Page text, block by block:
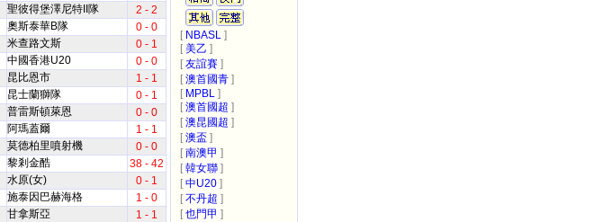
聖彼得堡澤尼特II隊
2 - 2
奧斯泰華B隊
0 - 0
米查路文斯
0 - 1
中國香港U20
0 - 0
昆比恩市
1 - 1
昆士蘭獅隊
0 - 1
普雷斯頓萊恩
0 - 0
阿瑪蓋爾
1 - 1
莫德柏里噴射機
0 - 0
黎剎金酷
38 - 42
水原(女)
0 - 1
施泰因巴赫海格
1 - 0
甘拿斯亞
1 - 1
[NBASL ]
[美乙 ]
[友誼賽 ]
[澳首國青 ]
[MPBL ]
[澳首國超 ]
[澳昆國超 ]
[澳盃 ]
[南澳甲 ]
[韓女聯 ]
[中U20 ]
[不丹超 ]
[也門甲 ]